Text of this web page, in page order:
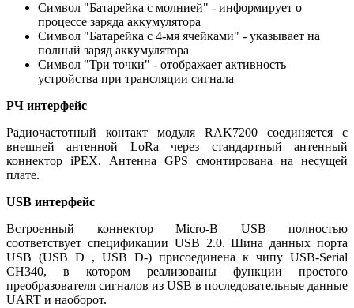
Символ "Батарейка с молнией" - информирует о
процессе заряда аккумулятора
Символ "Батарейка с 4-мя ячейками" - указывает на
полный заряд аккумулятора
Символ "Три точки" - отображает активность
устройства при трансляции сигнала
РЧ интерфейс
Радиочастотный контакт модуля RAK7200 соединяется с
внешней антенной LoRa через стандартный антенный
коннектор iPEX. Антенна GPS смонтирована на несущей
плате.
USB интерфейс
Встроенный коннектор Micro-B USB полностью
соответствует спецификации USB 2.0. Шина данных порта
USB (USB D+, USB D-) присоединена к чипу USB-Serial
CH340, в котором реализованы функции простого
преобразователя сигналов из USB в последовательные данные
UART и наоборот.